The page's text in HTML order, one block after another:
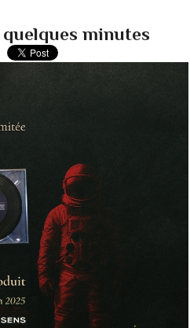
minutes